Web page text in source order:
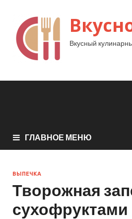
Вкусный
ГЛАВНОЕ МЕНЮ
ВЫПЕЧКА
Творожная
сухофруктами